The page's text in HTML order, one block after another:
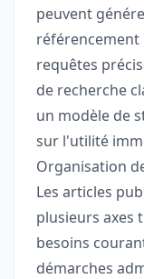
peuvent
référencement
requêtes
de recherche
un modèle de
sur l'utilité
Organisation
Les articles
plusieurs axes
besoins
démarches